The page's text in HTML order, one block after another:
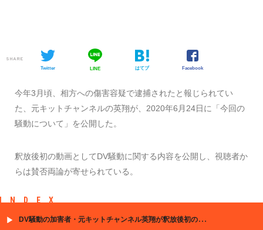
SHARE
Twitter LINE はてブ Facebook
今年3月頃、相方への傷害容疑で逮捕されたと報じられてい
た、元キットチャンネルの英翔が、2020年6月24日に「今回の
騒動について」を公開した。
釈放後初の動画としてDV騒動に関する内容を公開し、視聴者か
らは賛否両論が寄せられている。
INDEX
DV騒動の加害者・元キットチャンネル英翔が釈放後初の動画投稿